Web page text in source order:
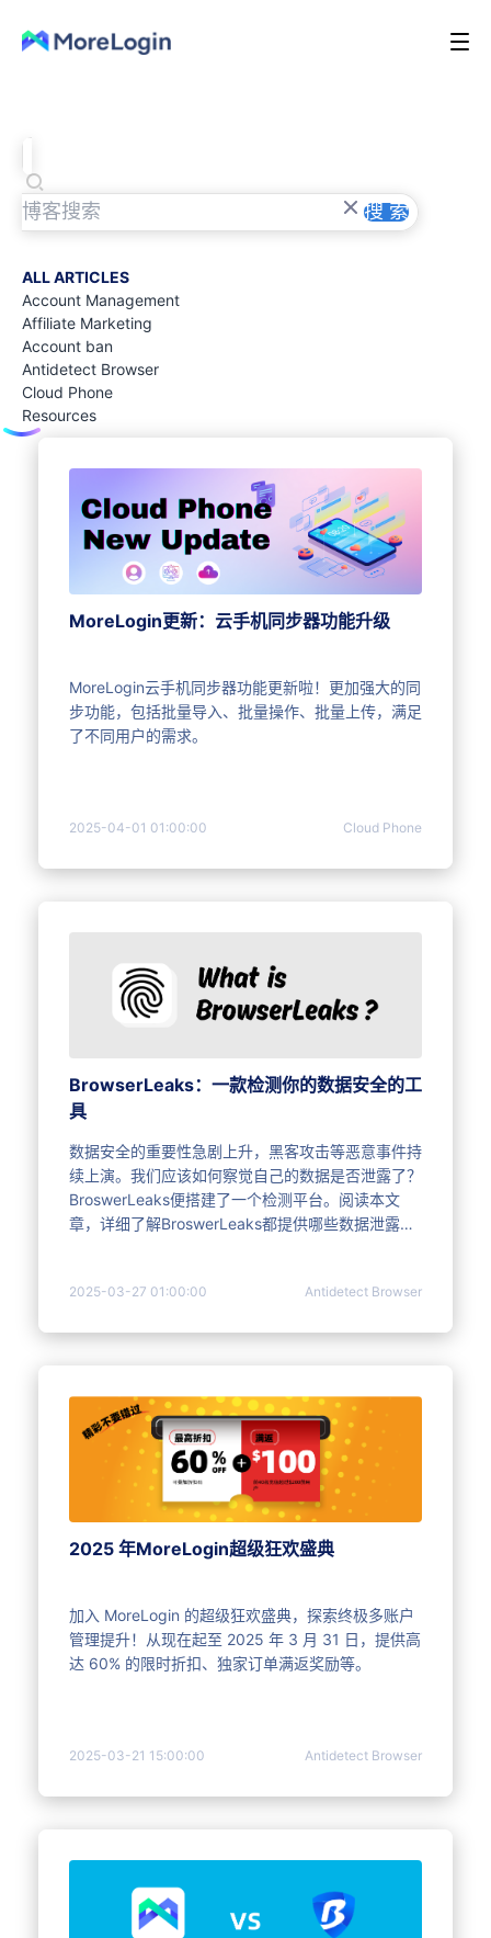
搜 索
ALL ARTICLES
Account Management
Affiliate Marketing
Account ban
Antidetect Browser
Cloud Phone
Resources
MoreLogin更新：云手机同步器功能升级
MoreLogin云手机同步器功能更新啦！更加强大的同
步功能，包括批量导入、批量操作、批量上传，满足
了不同用户的需求。
2025-04-01 01:00:00 Cloud Phone
BrowserLeaks：一款检测你的数据安全的工
具
数据安全的重要性急剧上升，黑客攻击等恶意事件持
续上演。我们应该如何察觉自己的数据是否泄露了？
BroswerLeaks便搭建了一个检测平台。阅读本文
章，详细了解BroswerLeaks都提供哪些数据泄露测
2025-03-27 01:00:00 Antidetect Browser
2025 年MoreLogin超级狂欢盛典
加入 MoreLogin 的超级狂欢盛典，探索终极多账户
管理提升！从现在起至 2025 年 3 月 31 日，提供高
达 60% 的限时折扣、独家订单满返奖励等。
2025-03-21 15:00:00 Antidetect Browser